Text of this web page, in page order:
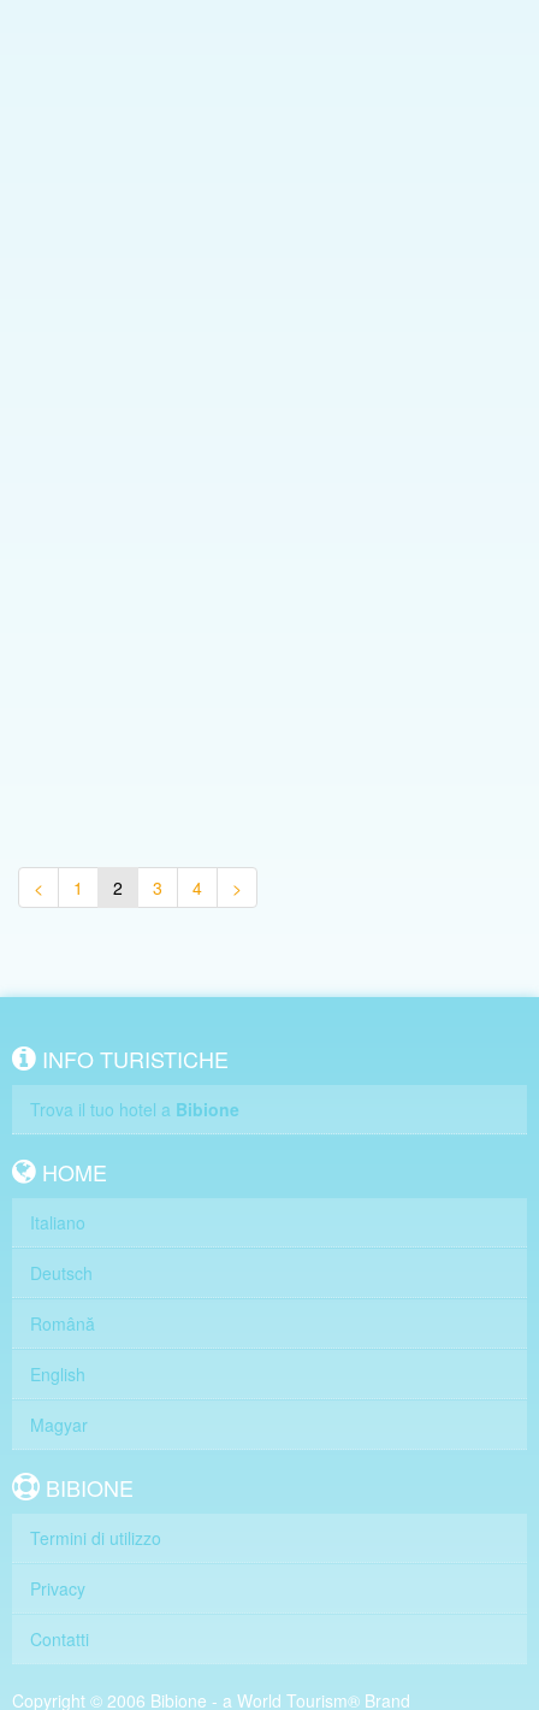
< 1 2 3 4 >
INFO TURISTICHE
Trova il tuo hotel a Bibione
HOME
Italiano
Deutsch
Română
English
Magyar
BIBIONE
Termini di utilizzo
Privacy
Contatti
Copyright © 2006 Bibione - a World Tourism® Brand